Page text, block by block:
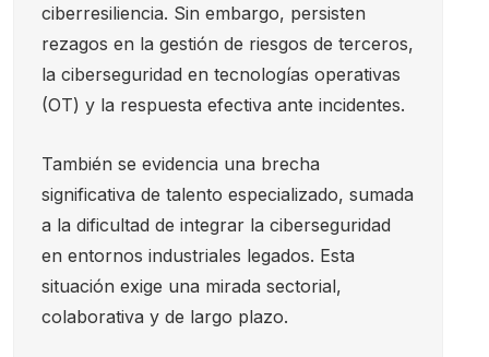
ciberresiliencia. Sin embargo, persisten
rezagos en la gestión de riesgos de terceros,
la ciberseguridad en tecnologías operativas
(OT) y la respuesta efectiva ante incidentes.
También se evidencia una brecha
significativa de talento especializado, sumada
a la dificultad de integrar la ciberseguridad
en entornos industriales legados. Esta
situación exige una mirada sectorial,
colaborativa y de largo plazo.